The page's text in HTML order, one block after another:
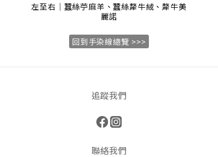
左至右｜蠶絲苧麻羊、蠶絲犛牛絨、犛牛美
麗諾
回到手染線總覽 >>>
追蹤我們
聯絡我們